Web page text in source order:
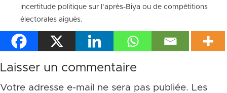
incertitude politique sur l’après-Biya ou de compétitions
électorales aiguës.
Laisser un commentaire
Votre adresse e-mail ne sera pas publiée. Les